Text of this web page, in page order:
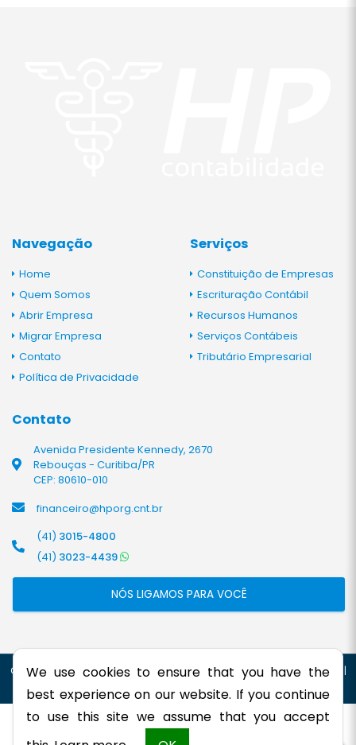
Navegação
Home
Quem Somos
Abrir Empresa
Migrar Empresa
Contato
Política de Privacidade
Serviços
Constituição de Empresas
Escrituração Contábil
Recursos Humanos
Serviços Contábeis
Tributário Empresarial
Contato
Avenida Presidente Kennedy, 2670
Rebouças - Curitiba/PR
CEP: 80610-010
financeiro@hporg.cnt.br
(41) 3015-4800
(41) 3023-4439
NÓS LIGAMOS PARA VOCÊ
©2026. Todos os direitos reservados | HP - ORGANIZAÇÃO CONTÁBIL
We use cookies to ensure that you have the
best experience on our website. If you continue
to use this site we assume that you accept